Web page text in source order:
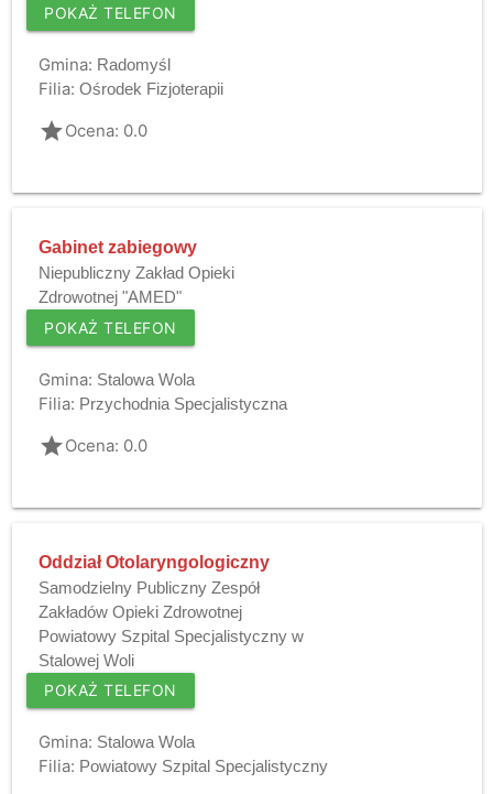
POKAŻ TELEFON
Gmina: Radomyśl
Filia: Ośrodek Fizjoterapii
gradeOcena: 0.0
Gabinet zabiegowy
Niepubliczny Zakład Opieki
Zdrowotnej "AMED"
POKAŻ TELEFON
Gmina: Stalowa Wola
Filia: Przychodnia Specjalistyczna
gradeOcena: 0.0
Oddział Otolaryngologiczny
Samodzielny Publiczny Zespół
Zakładów Opieki Zdrowotnej
Powiatowy Szpital Specjalistyczny w
Stalowej Woli
POKAŻ TELEFON
Gmina: Stalowa Wola
Filia: Powiatowy Szpital Specjalistyczny